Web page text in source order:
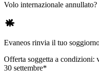
Volo internazionale
Evaneos rinvia il tuo
Offerta soggetta a condizioni:
30 settembre*